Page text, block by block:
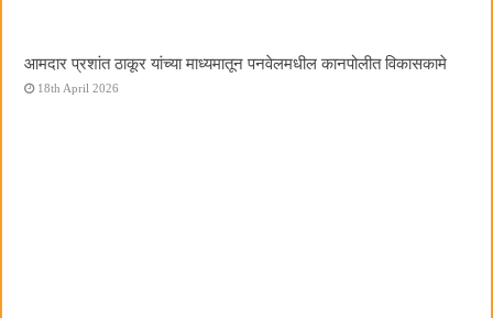
आमदार प्रशांत ठाकूर यांच्या माध्यमातून पनवेलमधील कानपोलीत विकासकामे
18th April 2026